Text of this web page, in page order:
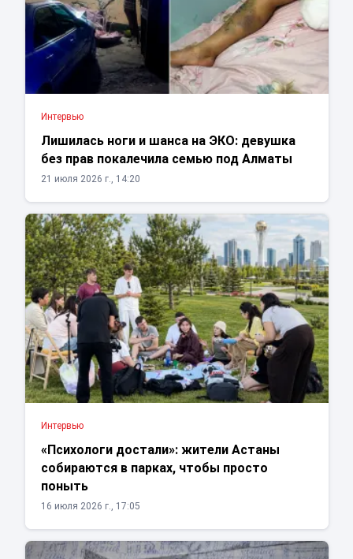
Интервью
Лишилась ноги и шанса на ЭКО: девушка
без прав покалечила семью под Алматы
21 июля 2026 г., 14:20
Интервью
«Психологи достали»: жители Астаны
собираются в парках, чтобы просто
поныть
16 июля 2026 г., 17:05